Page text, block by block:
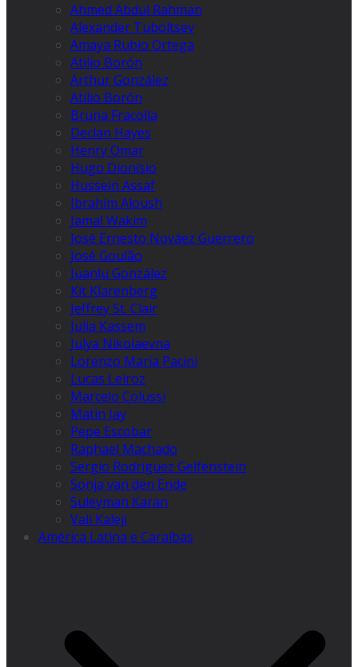
Ahmed Abdul Rahman
Alexander Tuboltsev
Amaya Rubio Ortega
Atilio Borón
Arthur González
Atilio Borón
Bruna Fracolla
Declan Hayes
Henry Omar
Hugo Dionísio
Hussein Assaf
Ibrahim Aloush
Jamal Wakim
José Ernesto Nováez Guerrero
José Goulão
Juanlu González
Kit Klarenberg
Jeffrey St. Clair
Julia Kassem
Julya Nikolaevna
Lorenzo Maria Pacini
Lucas Leiroz
Marcelo Colussi
Matin Jay
Pepe Escobar
Raphael Machado
Sergio Rodríguez Gelfenstein
Sonja van den Ende
Suleyman Karan
Vali Kaleji
América Latina e Caraíbas